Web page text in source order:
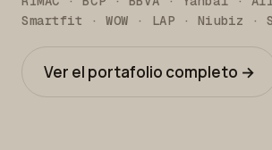
Smartfit · WOW · LAP · Niubiz ·
Ver el portafolio completo →